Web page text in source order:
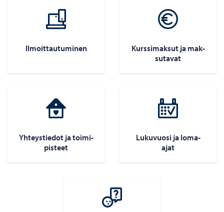
Il­moit­tau­tu­mi­nen
Kurs­si­mak­sut ja mak­
su­ta­vat
Yh­teys­tie­dot ja toi­mi­
pis­teet
Lu­ku­vuo­si ja loma-​
ajat